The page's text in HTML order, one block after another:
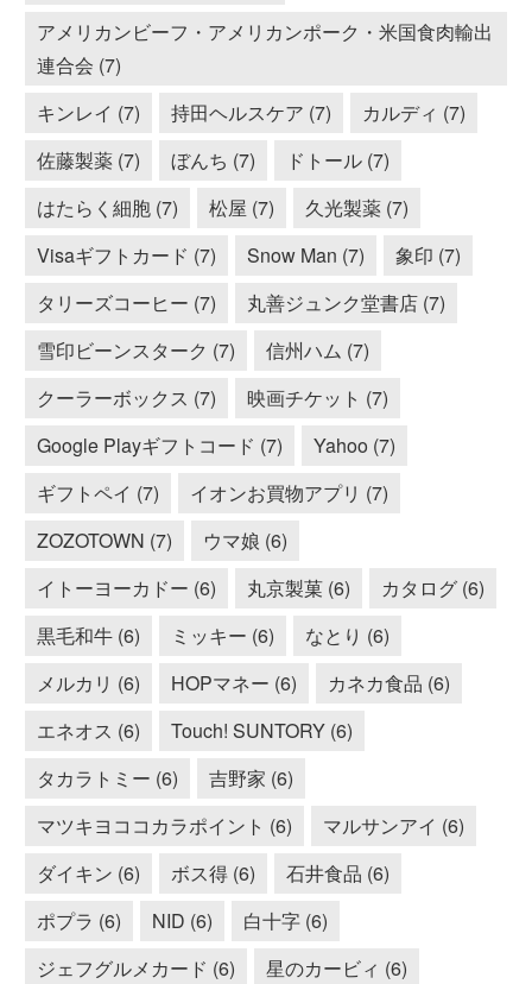
アメリカンビーフ・アメリカンポーク・米国食肉輸出
連合会 (7)
キンレイ (7)
持田ヘルスケア (7)
カルディ (7)
佐藤製薬 (7)
ぼんち (7)
ドトール (7)
はたらく細胞 (7)
松屋 (7)
久光製薬 (7)
Visaギフトカード (7)
Snow Man (7)
象印 (7)
タリーズコーヒー (7)
丸善ジュンク堂書店 (7)
雪印ビーンスターク (7)
信州ハム (7)
クーラーボックス (7)
映画チケット (7)
Google Playギフトコード (7)
Yahoo (7)
ギフトペイ (7)
イオンお買物アプリ (7)
ZOZOTOWN (7)
ウマ娘 (6)
イトーヨーカドー (6)
丸京製菓 (6)
カタログ (6)
黒毛和牛 (6)
ミッキー (6)
なとり (6)
メルカリ (6)
HOPマネー (6)
カネカ食品 (6)
エネオス (6)
Touch! SUNTORY (6)
タカラトミー (6)
吉野家 (6)
マツキヨココカラポイント (6)
マルサンアイ (6)
ダイキン (6)
ボス得 (6)
石井食品 (6)
ポプラ (6)
NID (6)
白十字 (6)
ジェフグルメカード (6)
星のカービィ (6)